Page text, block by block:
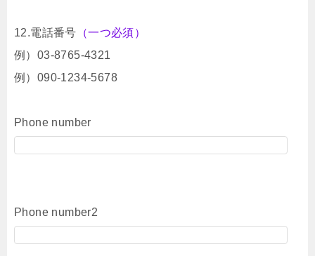
12.電話番号 （一つ必須）
例）03-8765-4321
例）090-1234-5678
Phone number
Phone number2